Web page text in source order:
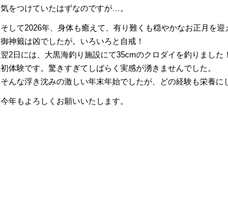
気をつけていたはずなのですが…。
そして2026年、身体も癒えて、有り難くも穏やかなお正月を迎
御神籤は凶でしたが。いろいろと自戒！
翌2日には、大黒海釣り施設にて35cmのクロダイを釣りました！
初体験です。驚きすぎてしばらく実感が湧きませんでした。
そんな浮き沈みの激しい年末年始でしたが、どの経験も栄養に
今年もよろしくお願いいたします。